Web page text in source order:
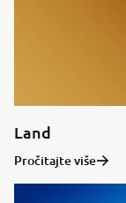
Land
Pročitajte više